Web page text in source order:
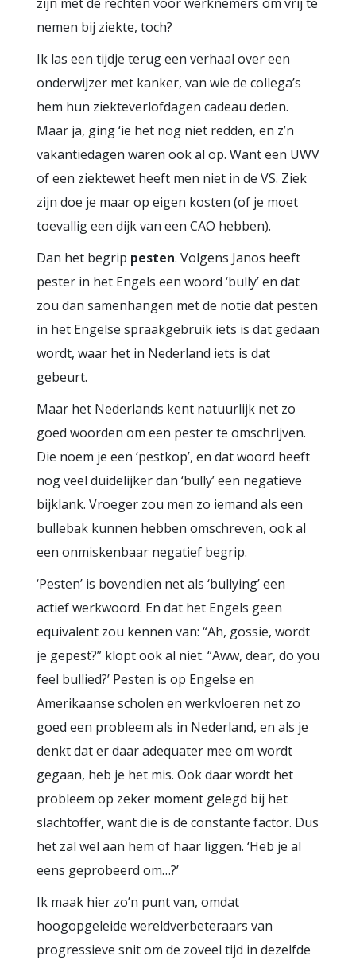
nemen bij ziekte, toch?
Ik las een tijdje terug een verhaal over een
onderwijzer met kanker, van wie de collega’s
hem hun ziekteverlofdagen cadeau deden.
Maar ja, ging ‘ie het nog niet redden, en z’n
vakantiedagen waren ook al op. Want een UWV
of een ziektewet heeft men niet in de VS. Ziek
zijn doe je maar op eigen kosten (of je moet
toevallig een dijk van een CAO hebben).
Dan het begrip pesten. Volgens Janos heeft
pester in het Engels een woord ‘bully’ en dat
zou dan samenhangen met de notie dat pesten
in het Engelse spraakgebruik iets is dat gedaan
wordt, waar het in Nederland iets is dat
gebeurt.
Maar het Nederlands kent natuurlijk net zo
goed woorden om een pester te omschrijven.
Die noem je een ‘pestkop’, en dat woord heeft
nog veel duidelijker dan ‘bully’ een negatieve
bijklank. Vroeger zou men zo iemand als een
bullebak kunnen hebben omschreven, ook al
een onmiskenbaar negatief begrip.
‘Pesten’ is bovendien net als ‘bullying’ een
actief werkwoord. En dat het Engels geen
equivalent zou kennen van: “Ah, gossie, wordt
je gepest?” klopt ook al niet. “Aww, dear, do you
feel bullied?’ Pesten is op Engelse en
Amerikaanse scholen en werkvloeren net zo
goed een probleem als in Nederland, en als je
denkt dat er daar adequater mee om wordt
gegaan, heb je het mis. Ook daar wordt het
probleem op zeker moment gelegd bij het
slachtoffer, want die is de constante factor. Dus
het zal wel aan hem of haar liggen. ‘Heb je al
eens geprobeerd om…?’
Ik maak hier zo’n punt van, omdat
hoogopgeleide wereldverbeteraars van
progressieve snit om de zoveel tijd in dezelfde